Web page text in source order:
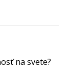
na svete?